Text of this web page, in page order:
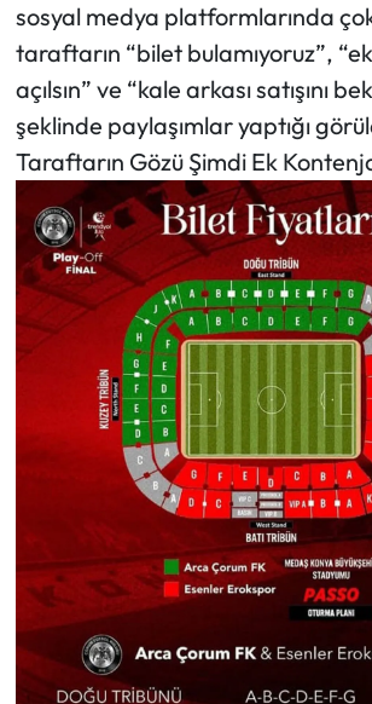
sosyal medya platformlarında
taraftarın “bilet bulamıyoruz”,
açılsın” ve “kale arkası satışını
şeklinde paylaşımlar yaptığı
Taraftarın Gözü Şimdi Ek
Siyaset
Spor
Sungurlu Haberleri
Turizm
Uğurludağ Haberleri
Yaşam
Yayla Haber
Yemek Tarifleri
Yerel Haberler